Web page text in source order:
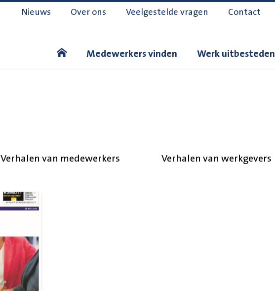
Nieuws Over ons Veelgestelde vragen Contact
Medewerkers vinden Werk uitbesteden
Verhalen van medewerkers Verhalen van werkgevers